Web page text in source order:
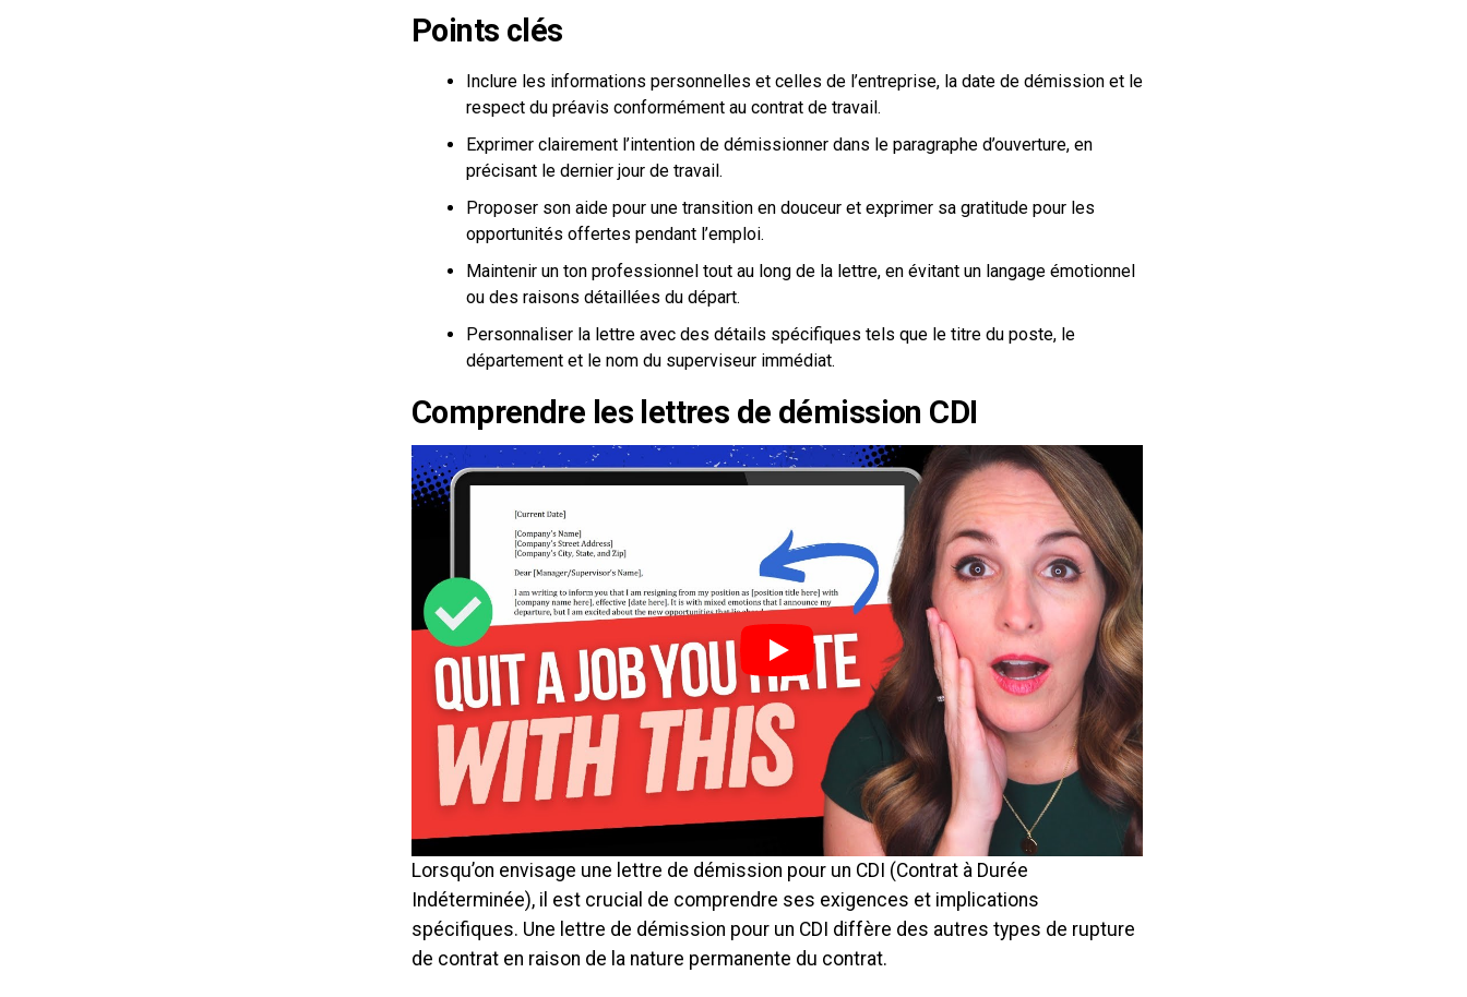
Points clés
Inclure les informations personnelles et celles de l’entreprise, la date de démission et le
respect du préavis conformément au contrat de travail.
Exprimer clairement l’intention de démissionner dans le paragraphe d’ouverture, en
précisant le dernier jour de travail.
Proposer son aide pour une transition en douceur et exprimer sa gratitude pour les
opportunités offertes pendant l’emploi.
Maintenir un ton professionnel tout au long de la lettre, en évitant un langage émotionnel
ou des raisons détaillées du départ.
Personnaliser la lettre avec des détails spécifiques tels que le titre du poste, le
département et le nom du superviseur immédiat.
Comprendre les lettres de démission CDI
Lorsqu’on envisage une lettre de démission pour un CDI (Contrat à Durée
Indéterminée), il est crucial de comprendre ses exigences et implications
spécifiques. Une lettre de démission pour un CDI diffère des autres types de rupture
de contrat en raison de la nature permanente du contrat.